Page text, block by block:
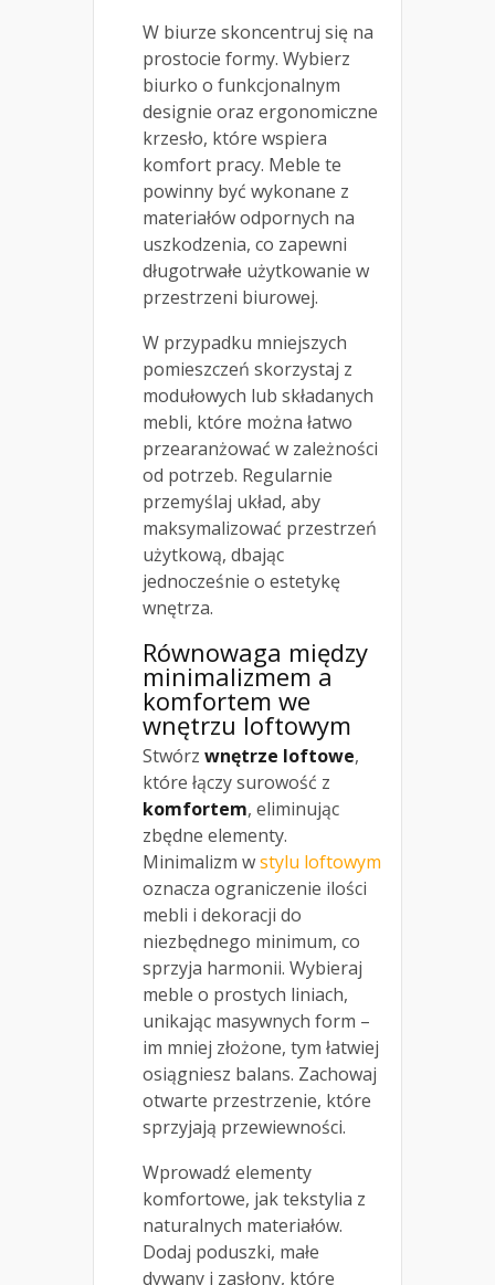
W biurze skoncentruj się na
prostocie formy. Wybierz
biurko o funkcjonalnym
designie oraz ergonomiczne
krzesło, które wspiera
komfort pracy. Meble te
powinny być wykonane z
materiałów odpornych na
uszkodzenia, co zapewni
długotrwałe użytkowanie w
przestrzeni biurowej.
W przypadku mniejszych
pomieszczeń skorzystaj z
modułowych lub składanych
mebli, które można łatwo
przearanżować w zależności
od potrzeb. Regularnie
przemyślaj układ, aby
maksymalizować przestrzeń
użytkową, dbając
jednocześnie o estetykę
wnętrza.
Równowaga między
minimalizmem a
komfortem we
wnętrzu loftowym
Stwórz wnętrze loftowe,
które łączy surowość z
komfortem, eliminując
zbędne elementy.
Minimalizm wstylu loftowym
oznacza ograniczenie ilości
mebli i dekoracji do
niezbędnego minimum, co
sprzyja harmonii. Wybieraj
meble o prostych liniach,
unikając masywnych form –
im mniej złożone, tym łatwiej
osiągniesz balans. Zachowaj
otwarte przestrzenie, które
sprzyjają przewiewności.
Wprowadź elementy
komfortowe, jak tekstylia z
naturalnych materiałów.
Dodaj poduszki, małe
dywany i zasłony, które